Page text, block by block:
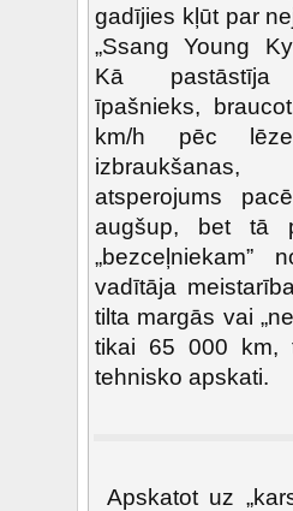
gadījies kļūt par
„Ssang Young
Kā pastāstīja
īpašnieks,
km/h pēc
atsperojums
augšup, bet tā
„bezceļniekam”
vadītāja
tilta margās vai
tikai 65 000 km,
tehnisko apskati.
Apskatot uz